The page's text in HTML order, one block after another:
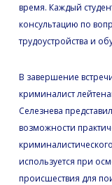
время. Каждый
консультацию по
трудоустройства и
В завершение
криминалист
Селезнева
возможности
используется при
происшествия для